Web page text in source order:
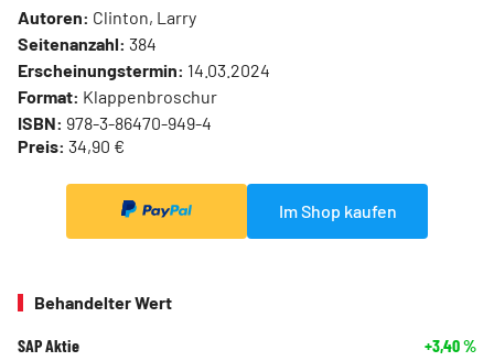
Autoren: Clinton, Larry
Seitenanzahl: 384
Erscheinungstermin: 14.03.2024
Format: Klappenbroschur
ISBN: 978-3-86470-949-4
Preis: 34,90 €
Im Shop kaufen
Behandelter Wert
SAP Aktie +3,40%